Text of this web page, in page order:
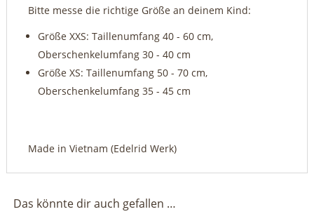
Bitte messe die richtige Größe an deinem Kind:
Größe XXS: Taillenumfang 40 - 60 cm,
Oberschenkelumfang 30 - 40 cm
Größe XS: Taillenumfang 50 - 70 cm,
Oberschenkelumfang 35 - 45 cm
Made in Vietnam (Edelrid Werk)
Das könnte dir auch gefallen …